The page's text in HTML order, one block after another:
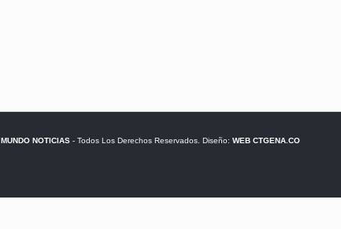
MUNDO NOTICIAS- Todos Los Derechos Reservados. Diseño: WEB CTGENA.CO